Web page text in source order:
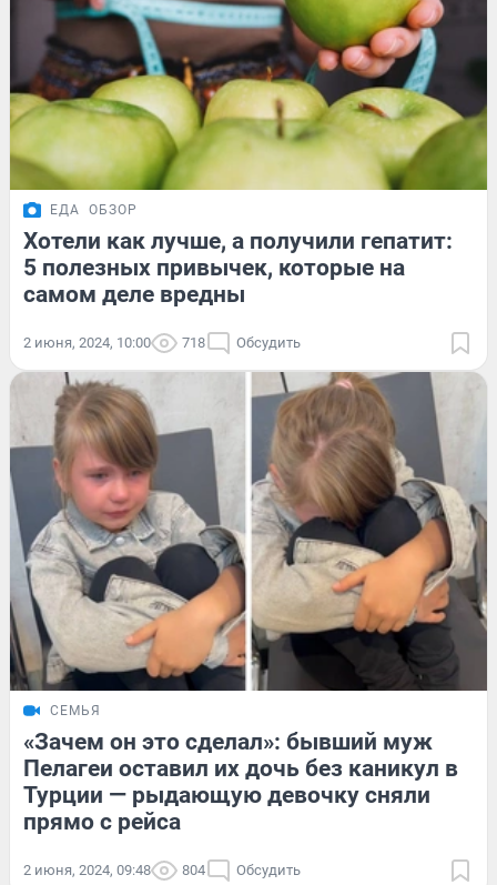
ЕДА ОБЗОР
Хотели как лучше, а получили гепатит:
5 полезных привычек, которые на
самом деле вредны
2 июня, 2024, 10:00 718 Обсудить
СЕМЬЯ
«Зачем он это сделал»: бывший муж
Пелагеи оставил их дочь без каникул в
Турции — рыдающую девочку сняли
прямо с рейса
2 июня, 2024, 09:48 804 Обсудить